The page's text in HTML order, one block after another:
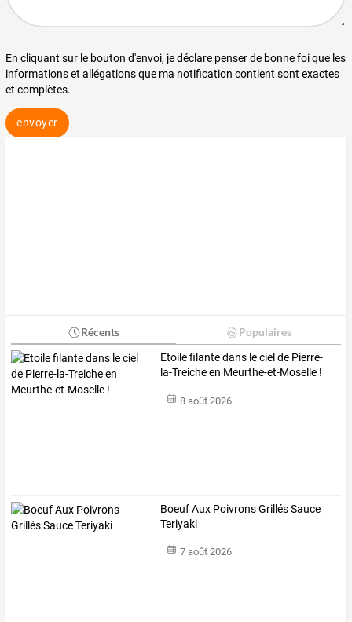
En cliquant sur le bouton d'envoi, je déclare penser de bonne foi que les
informations et allégations que ma notification contient sont exactes
et complètes.
envoyer
Récents Populaires
Etoile filante dans le ciel de Pierre-
la-Treiche en Meurthe-et-Moselle !
8 août 2026
Boeuf Aux Poivrons Grillés Sauce
Teriyaki
7 août 2026